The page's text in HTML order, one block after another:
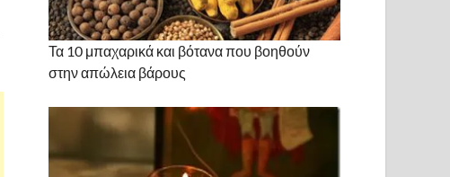
Τα 10 μπαχαρικά και βότανα που βοηθούν
στην απώλεια βάρους